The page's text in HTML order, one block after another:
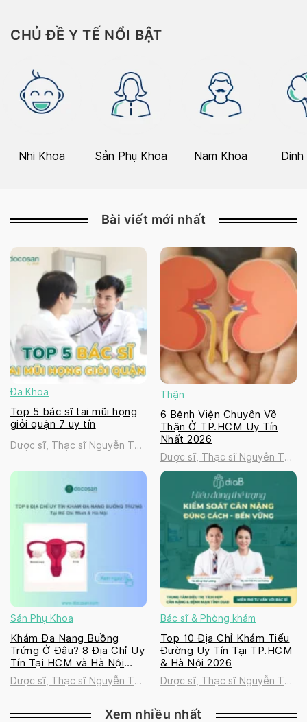
CHỦ ĐỀ Y TẾ NỔI BẬT
Nhi Khoa Sản Phụ Khoa Nam Khoa Dinh
Bài viết mới nhất
Đa Khoa
Top 5 bác sĩ tai mũi họng
giỏi quận 7 uy tín
Dược sĩ, Thạc sĩ Nguyễn Thị
Thận
6 Bệnh Viện Chuyên Về
Thận Ở TP.HCM Uy Tín
Nhất 2026
Dược sĩ, Thạc sĩ Nguyễn Thị
Thanh Tú
Sản Phụ Khoa
Khám Đa Nang Buồng
Trứng Ở Đâu? 8 Địa Chỉ Uy
Tín Tại HCM và Hà Nội
2026
Dược sĩ, Thạc sĩ Nguyễn Thị
Bác sĩ & Phòng khám
Top 10 Địa Chỉ Khám Tiểu
Đường Uy Tín Tại TP.HCM
& Hà Nội 2026
Dược sĩ, Thạc sĩ Nguyễn Thị
Xem nhiều nhất